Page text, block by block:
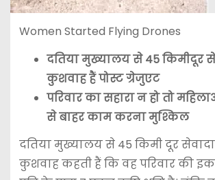
Women Started Flying Drones
दतिया मुख्यालय से 45 किमीदूर
कुशवाह हैं पोस्ट ग्रेजुएट
परिवार का सहारा न हो तो
से बाहर काम करना मुश्किल
दतिया मुख्यालय से 45 किमी दूर
कुशवाह कहती हैं कि वह परिवार की